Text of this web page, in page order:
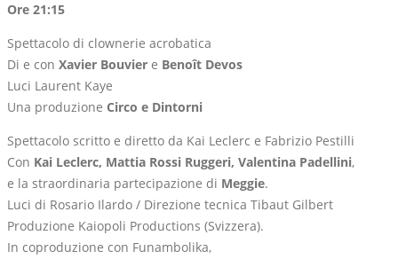
Ore 21:15
Spettacolo di clownerie acrobatica
Di e con Xavier Bouvier e Benoît Devos
Luci Laurent Kaye
Una produzione Circo e Dintorni
Spettacolo scritto e diretto da Kai Leclerc e Fabrizio Pestilli
Con Kai Leclerc, Mattia Rossi Ruggeri, Valentina Padellini,
e la straordinaria partecipazione di Meggie.
Luci di Rosario Ilardo / Direzione tecnica Tibaut Gilbert
Produzione Kaiopoli Productions (Svizzera).
In coproduzione con Funambolika,